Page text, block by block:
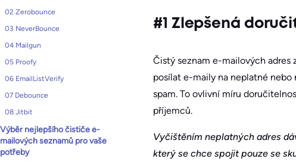
02 Zerobounce
03 NeverBounce
04 Mailgun
05 Proofy
06 EmailListVerify
07 Debounce
08 Jitbit
Výběr nejlepšího čističe e-
mailových seznamů pro vaše
potřeby
#1 Zlepšená
Čistý seznam e-mailových adres
posílat e-maily na neplatné nebo
spam. To ovlivní míru
příjemců.
Vyčištěním neplatných adres
který se chce spojit pouze se